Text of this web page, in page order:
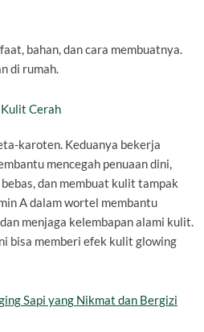
bahan, dan cara membuatnya.
di rumah.
Cerah
karoten. Keduanya bekerja
mencegah penuaan dini,
dan membuat kulit tampak
A dalam wortel membantu
menjaga kelembapan alami kulit.
bisa memberi efek kulit glowing
Sapi yang Nikmat dan Bergizi